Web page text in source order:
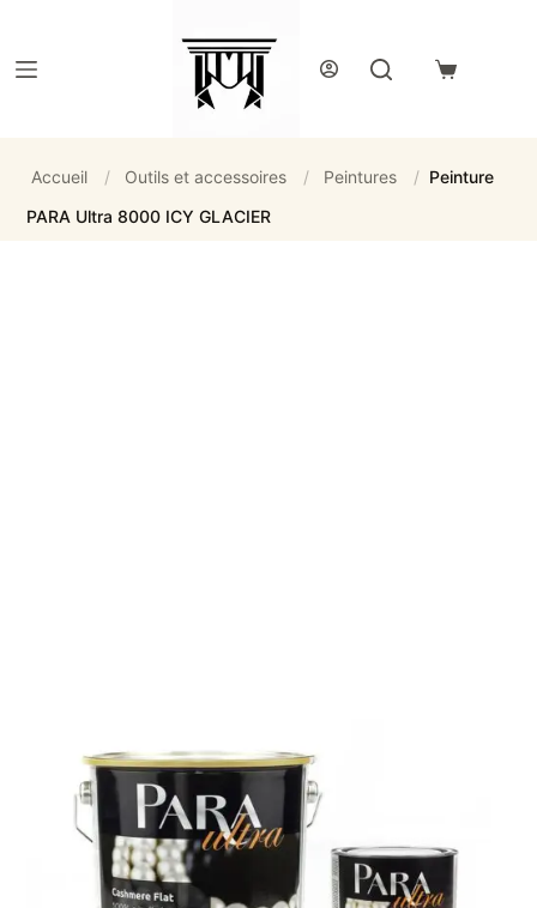
Panier
Accueil / Outils et accessoires / Peintures / Peinture
PARA Ultra 8000 ICY GLACIER